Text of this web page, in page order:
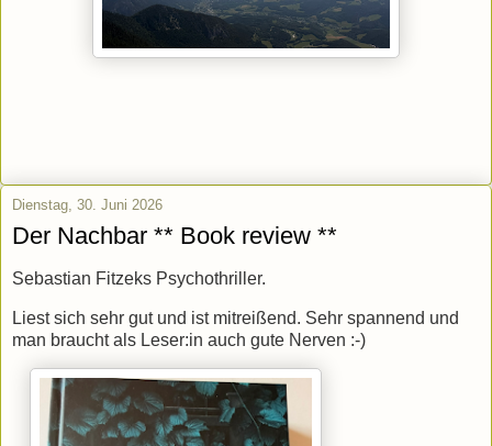
Dienstag, 30. Juni 2026
Der Nachbar ** Book review **
Sebastian Fitzeks Psychothriller.
Liest sich sehr gut und ist mitreißend. Sehr spannend und
man braucht als Leser:in auch gute Nerven :-)